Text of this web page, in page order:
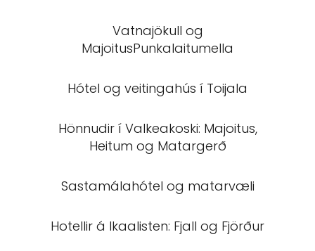
Vatnajökull og
MajoitusPunkalaitumella
Hótel og veitingahús í Toijala
Hönnudir í Valkeakoski: Majoitus,
Heitum og Matargerð
Sastamálahótel og matarvæli
Hotellir á Ikaalisten: Fjall og Fjörður